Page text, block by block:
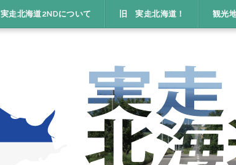
実走北海道2NDについて 旧 実走北海道！ 観光